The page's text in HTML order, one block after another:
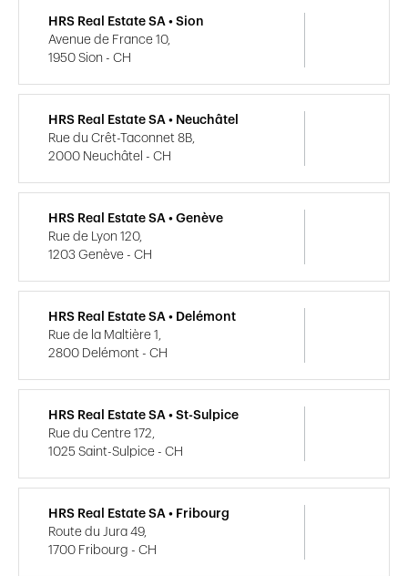
HRS Real Estate SA • Sion
Avenue de France 10,
1950 Sion - CH
HRS Real Estate SA • Neuchâtel
Rue du Crêt-Taconnet 8B,
2000 Neuchâtel - CH
HRS Real Estate SA • Genève
Rue de Lyon 120,
1203 Genève - CH
HRS Real Estate SA • Delémont
Rue de la Maltière 1,
2800 Delémont - CH
HRS Real Estate SA • St-Sulpice
Rue du Centre 172,
1025 Saint-Sulpice - CH
HRS Real Estate SA • Fribourg
Route du Jura 49,
1700 Fribourg - CH